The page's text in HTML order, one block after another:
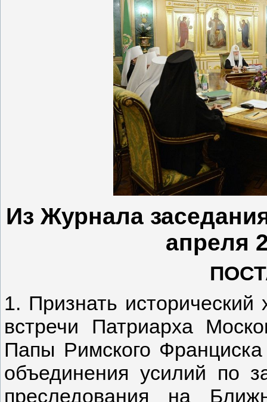
Из Журнала
апреля
1. Признать исторический
встречи Патриарха
Папы Римского
объединения усилий по
преследования на